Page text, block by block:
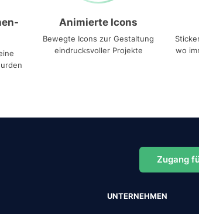
Animierte Icons
Bewegte Icons zur Gestaltung
eindrucksvoller Projekte
wo
Zugang
UNTERNEHMEN